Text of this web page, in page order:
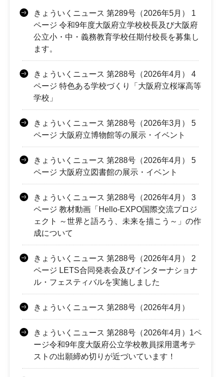
きょういくニュース 第289号（2026年5月） 1
ページ 令和9年度大阪府立学校校長及び大阪府
公立小・中・義務教育学校任期付校長を募集し
ます。
きょういくニュース 第288号（2026年4月） 4
ページ 特色ある学校づくり「大阪府立桜塚高等
学校」
きょういくニュース 第288号（2026年3月） 5
ページ 大阪府立博物館等の展示・イベント
きょういくニュース 第288号（2026年4月） 5
ページ 大阪府立図書館の展示・イベント
きょういくニュース 第288号（2026年4月） 3
ページ 教材動画「Hello-EXPO国際交流プロジ
ェクト ～世界と語ろう、未来を描こう～」の作
成について
きょういくニュース 第288号（2026年4月） 2
ページ LETS合同発表会及びインターナショナ
ル・フェスティバルを実施しました
きょういくニュース 第288号（2026年4月）
きょういくニュース 第288号（2026年4月）1ペ
ージ令和9年度大阪府公立学校教員採用選考テ
ストの出願締め切りが近づいています！